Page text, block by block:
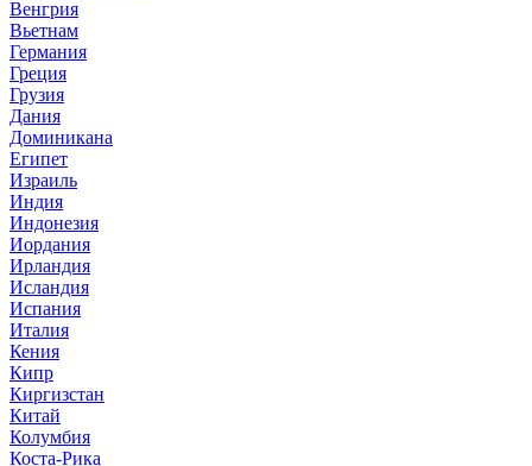
Венгрия
Вьетнам
Германия
Греция
Грузия
Дания
Доминикана
Египет
Израиль
Индия
Индонезия
Иордания
Ирландия
Исландия
Испания
Италия
Кения
Кипр
Киргизстан
Китай
Колумбия
Коста-Рика